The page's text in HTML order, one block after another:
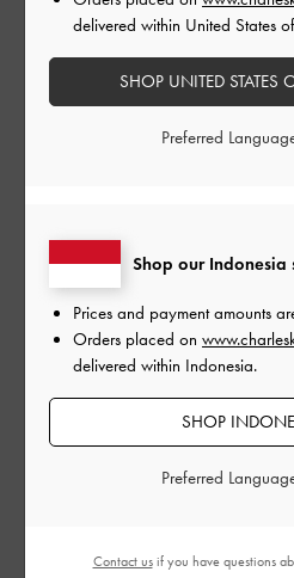
EDITORIALS
Cinta di Hari Valentine
Shop our Indonesia
Prices and payment amounts
Orders placed on
delivered within Indonesia.
SHOP
Preferred
delivered within United States
SHOP UNITED STATES
Preferred
Contact usif you have questions